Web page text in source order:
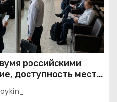
российскими
доступность мест и